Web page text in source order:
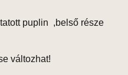
puplin ,belső része
változhat!